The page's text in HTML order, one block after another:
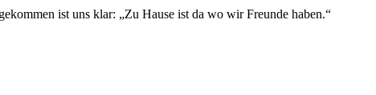
ist uns klar: „Zu Hause ist da wo wir Freunde haben.“